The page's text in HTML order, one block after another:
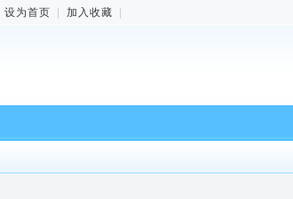
设为首页 加入收藏